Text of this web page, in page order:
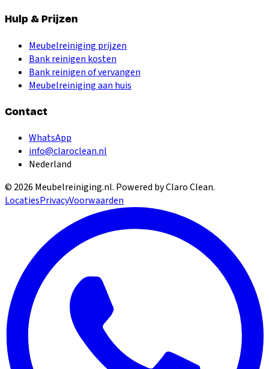
Hulp & Prijzen
Meubelreiniging prijzen
Bank reinigen kosten
Bank reinigen of vervangen
Meubelreiniging aan huis
Contact
WhatsApp
info@claroclean.nl
Nederland
© 2026 Meubelreiniging.nl. Powered by Claro Clean.
LocatiesPrivacyVoorwaarden